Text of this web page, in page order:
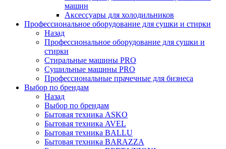
машин
Аксессуары для холодильников
Профессиональное оборудование для сушки и стирки
Назад
Профессиональное оборудование для сушки и
стирки
Стиральные машины PRO
Сушильные машины PRO
Профессиональные прачечные для бизнеса
Выбор по брендам
Назад
Выбор по брендам
Бытовая техника ASKO
Бытовая техника AVEL
Бытовая техника BALLU
Бытовая техника BARAZZA